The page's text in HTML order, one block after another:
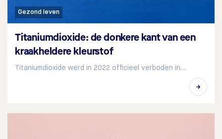
Gezond leven
Titaniumdioxide: de donkere kant van een
kraakheldere kleurstof
Titaniumdioxide werd in 2022 officieel verboden in…